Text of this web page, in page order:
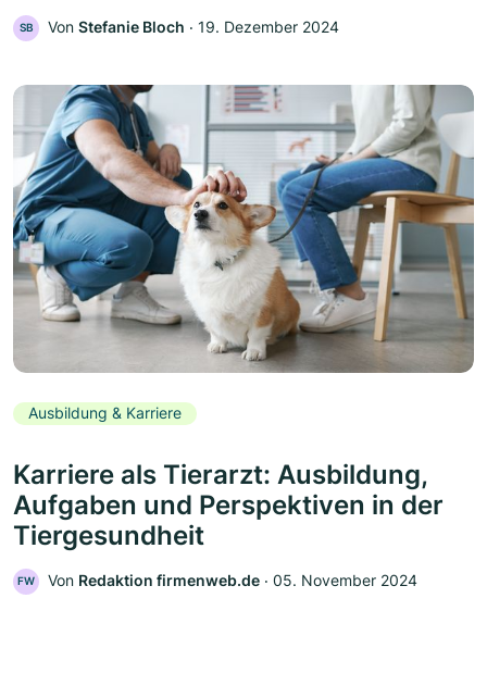
SB Von Stefanie Bloch ‧ 19. Dezember 2024
Ausbildung & Karriere
Karriere als Tierarzt: Ausbildung,
Aufgaben und Perspektiven in der
Tiergesundheit
FW Von Redaktion firmenweb.de ‧ 05. November 2024